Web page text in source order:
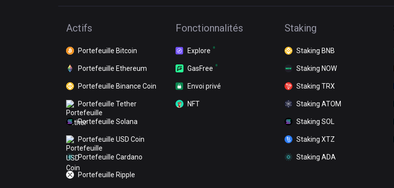
Actifs
Portefeuille Bitcoin
Portefeuille Ethereum
Portefeuille Binance Coin
Portefeuille Tether
Portefeuille Solana
Portefeuille USD Coin
Portefeuille Cardano
Portefeuille Ripple
Fonctionnalités
Explore
GasFree
Envoi privé
NFT
Staking
Staking BNB
Staking NOW
Staking TRX
Staking ATOM
Staking SOL
Staking XTZ
Staking ADA